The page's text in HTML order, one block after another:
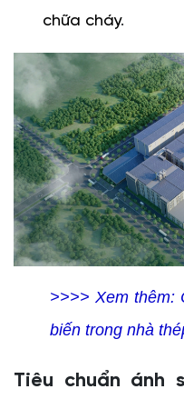
chữa cháy.
>>>> Xem thêm:
biến trong nhà
Tiêu chuẩn ánh